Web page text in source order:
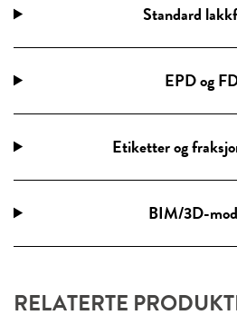
Standard
EPD og
Etiketter og
BIM/3D-
RELATERTE